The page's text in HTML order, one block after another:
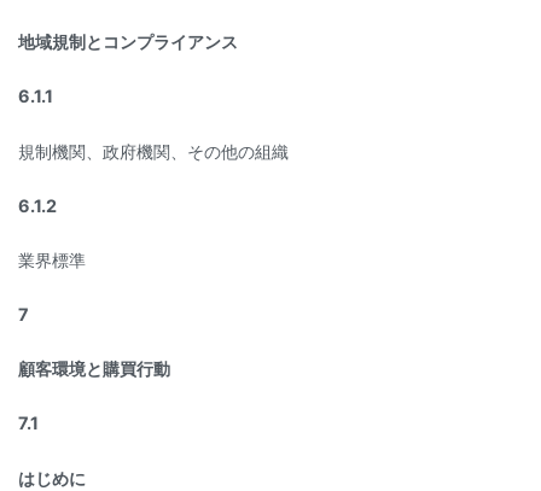
地域規制とコンプライアンス
6.1.1
規制機関、政府機関、その他の組織
6.1.2
業界標準
7
顧客環境と購買行動
7.1
はじめに